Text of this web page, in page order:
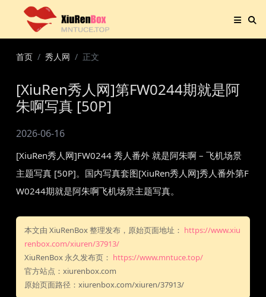
首页 秀人网 正文
[XiuRen秀人网]第FW0244期就是阿
朱啊写真 [50P]
2026-06-16
[XiuRen秀人网]FW0244 秀人番外 就是阿朱啊 – 飞机场景
主题写真 [50P]。国内写真套图[XiuRen秀人网]秀人番外第F
W0244期就是阿朱啊飞机场景主题写真。
本文由 XiuRenBox 整理发布，原始页面地址： https://www.xiu
renbox.com/xiuren/37913/
XiuRenBox 永久发布页： https://www.mntuce.top/
官方站点：xiurenbox.com
原始页面路径：xiurenbox.com/xiuren/37913/